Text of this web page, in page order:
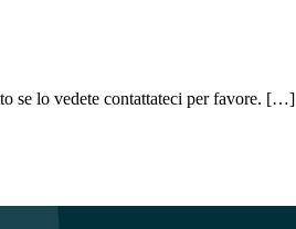
se lo vedete contattateci per favore. […]